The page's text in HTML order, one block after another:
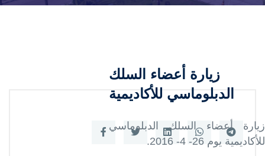
البحث العلمي
التدريب والخدمة المجتمعية
زيارة أعضاء السلك
الدبلوماسي للأكاديمية
زيارة أعضاء السلك الدبلوماسي
للأكاديمية يوم 26- 4- 2016.